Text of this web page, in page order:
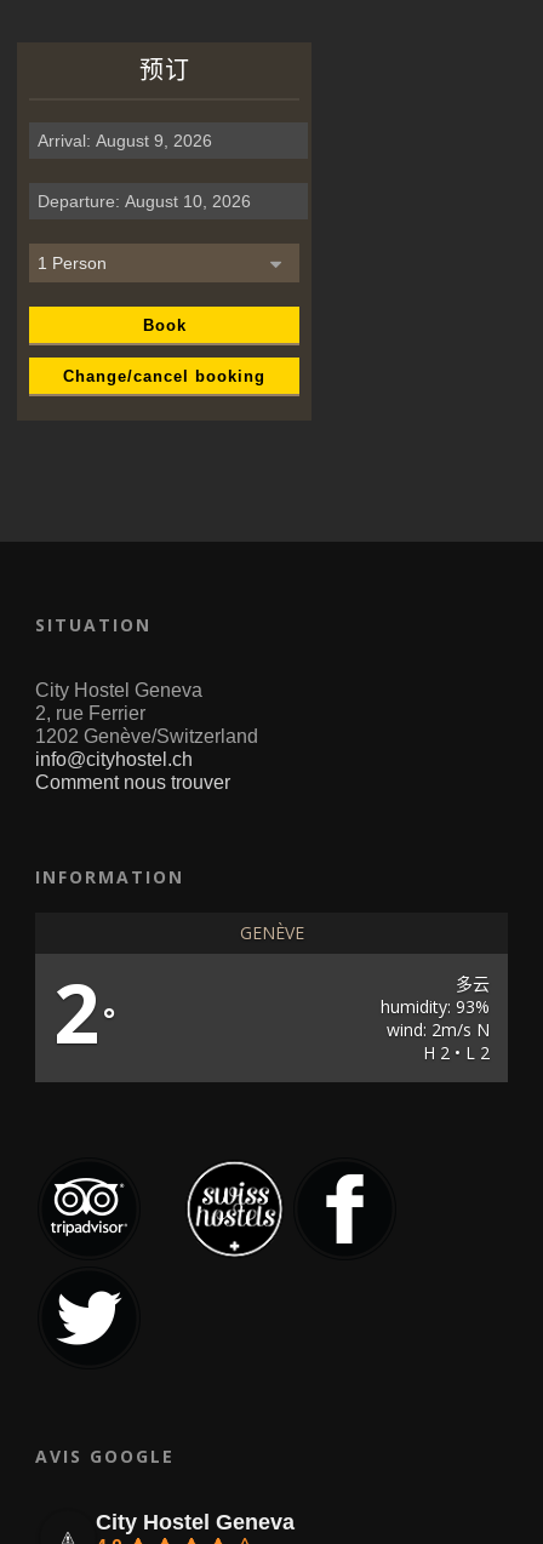
预订
Book
Change/cancel booking
SITUATION
City Hostel Geneva
2, rue Ferrier
1202 Genève/Switzerland
info@cityhostel.ch
Comment nous trouver
INFORMATION
GENÈVE
2°
多云
humidity: 93%
wind: 2m/s N
H 2 • L 2
AVIS GOOGLE
City Hostel Geneva